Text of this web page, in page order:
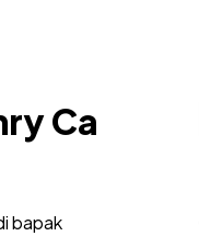
Ca
bapak